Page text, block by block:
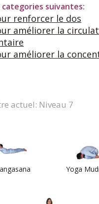
categories suivantes:
renforcer le dos
améliorer la
améliorer la
actuel: Niveau 7
Yoga